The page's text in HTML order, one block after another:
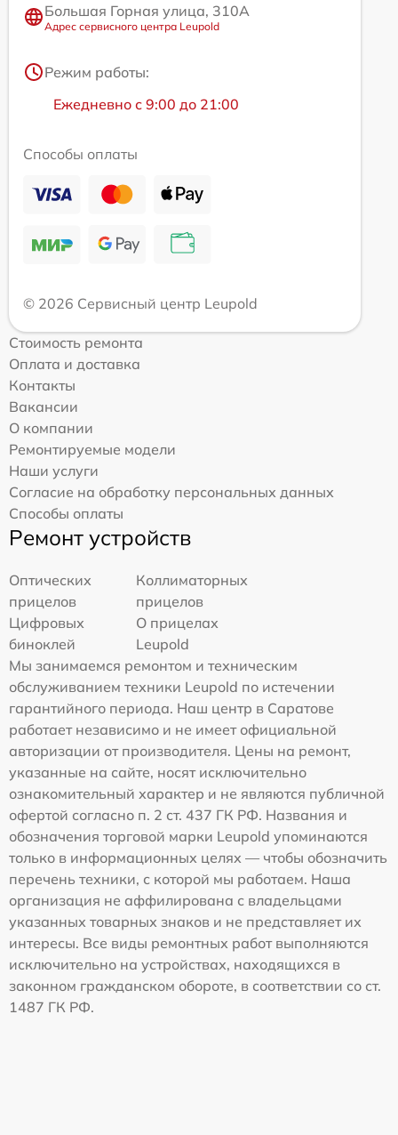
Большая Горная улица, 310А
Адрес сервисного центра Leupold
Режим работы:
Ежедневно с 9:00 до 21:00
Способы оплаты
© 2026 Сервисный центр Leupold
Стоимость ремонта
Оплата и доставка
Контакты
Вакансии
О компании
Ремонтируемые модели
Наши услуги
Согласие на обработку персональных данных
Способы оплаты
Ремонт устройств
Оптических
прицелов
Коллиматорных
прицелов
Цифровых
биноклей
О прицелах
Leupold
Мы занимаемся ремонтом и техническим
обслуживанием техники Leupold по истечении
гарантийного периода. Наш центр в Саратове
работает независимо и не имеет официальной
авторизации от производителя. Цены на ремонт,
указанные на сайте, носят исключительно
ознакомительный характер и не являются публичной
офертой согласно п. 2 ст. 437 ГК РФ. Названия и
обозначения торговой марки Leupold упоминаются
только в информационных целях — чтобы обозначить
перечень техники, с которой мы работаем. Наша
организация не аффилирована с владельцами
указанных товарных знаков и не представляет их
интересы. Все виды ремонтных работ выполняются
исключительно на устройствах, находящихся в
законном гражданском обороте, в соответствии со ст.
1487 ГК РФ.